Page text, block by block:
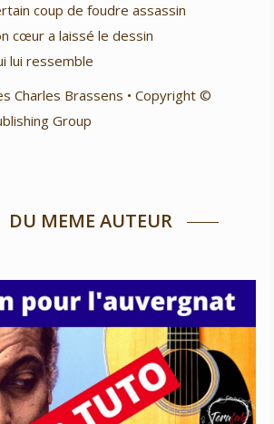
coup de foudre assassin
cœur a laissé le dessin
lui ressemble
Charles Brassens • Copyright ©
Group
DU MEME AUTEUR
l’auvergnat – Georges Brassens
Niveau 2